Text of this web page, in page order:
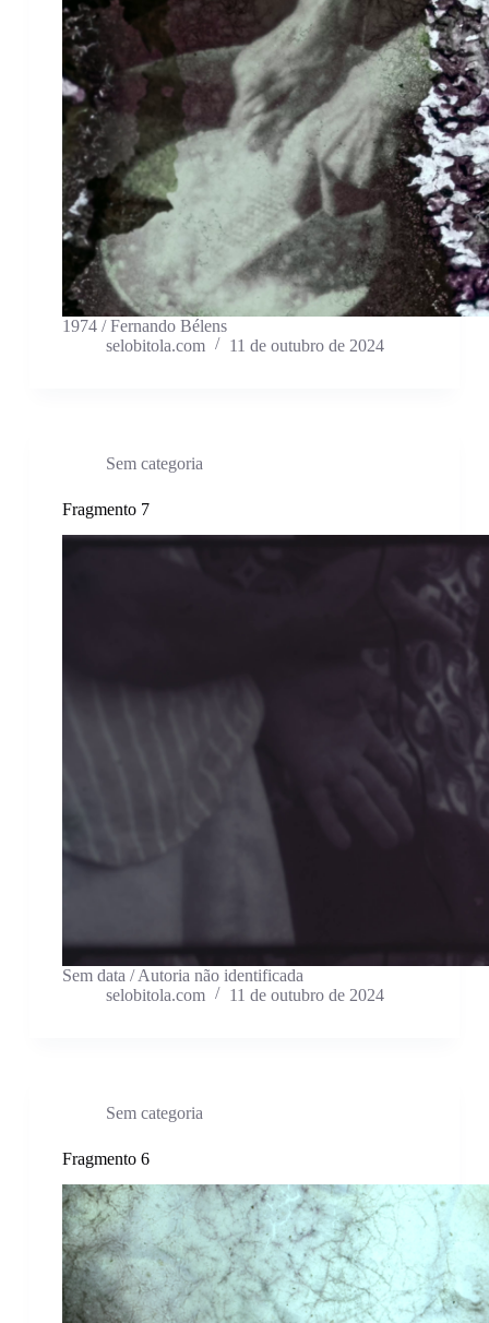
1974 / Fernando Bélens
selobitola.com
11 de outubro de 2024
Sem categoria
Fragmento 7
Sem data / Autoria não identificada
selobitola.com
11 de outubro de 2024
Sem categoria
Fragmento 6